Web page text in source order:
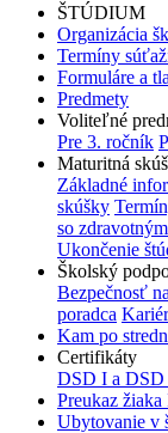
ŠTÚDIUM
Organizácia
Termíny
Formuláre a
Predmety
Voliteľné
Pre 3. ročník
Maturitná
Základné
skúšky
so
Ukončenie
Školský
Bezpečnosť
poradca
Kam po
Certifikáty
DSD I a
Preukaz žiaka
Ubytovanie v